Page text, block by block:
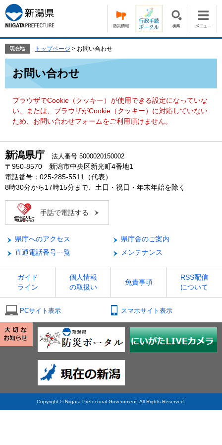
ー
ジ
の
頭
す。
ニ
ュ
ー
飛
て
現在地 トップページ > お問い合わせ
お問い合わせ
ブラウザでCookie（クッキー）が使用できる設定になっていな
い、または、ブラウザがCookie（クッキー）に対応していない
ため、お問い合わせフォームをご利用頂けません。
新潟県庁 法人番号 5000020150002
〒950-8570 新潟市中央区新光町4番地1
電話番号：025-285-5511（代表）
8時30分から17時15分まで、土日・祝日・年末年始を除く
手話で電話する
県庁へのアクセス
県庁舎のご案内
直通電話番号一覧
メンテナンス
ガイド
ライン
個人情報
の取扱い
免責事項
RSS配信
について
PCサイト表示 スマホサイト表示
Copyright © Niigata Prefectural Government. All Rights Reserved.